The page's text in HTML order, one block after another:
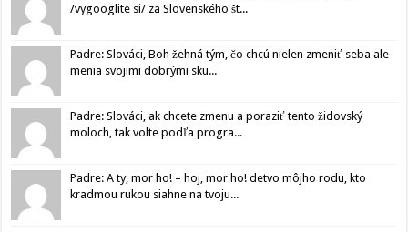
/vygooglite si/ za Slovenského št...
Padre: Slováci, Boh žehná tým, čo chcú nielen zmeniť seba ale
menia svojimi dobrými sku...
Padre: Slováci, ak chcete zmenu a poraziť tento židovský
moloch, tak volte podľa progra...
Padre: A ty, mor ho! – hoj, mor ho! detvo môjho rodu, kto
kradmou rukou siahne na tvoju...